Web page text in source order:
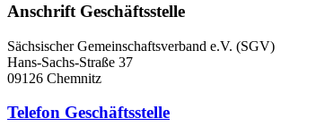
Anschrift Geschäftsstelle
Sächsischer Gemeinschaftsverband e.V. (SGV)
Hans-Sachs-Straße 37
09126 Chemnitz
Telefon Geschäftsstelle